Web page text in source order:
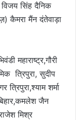
विजय सिंह दैनिक
कैमरा मैंन दंतेवाड़ा
महाराष्ट्र,गौरी
त्रिपुरा, सुदीप
त्रिपुरा,श्याम शर्मा
जैन
मिश्र